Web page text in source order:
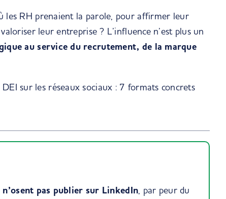
les RH prenaient la parole, pour affirmer leur
leur entreprise ? L’influence n’est plus un
au service du recrutement, de la marque
sur les réseaux sociaux : 7 formats concrets
pas publier sur LinkedIn, par peur du